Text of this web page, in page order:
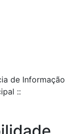
de Informação
::